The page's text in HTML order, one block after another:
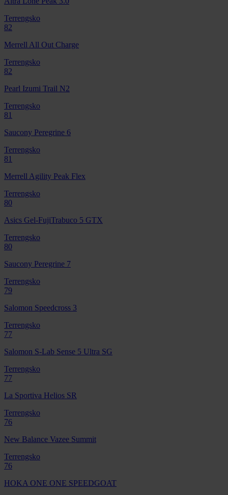
Terrengsko
82
Merrell All Out Charge
Terrengsko
82
Pearl Izumi Trail N2
Terrengsko
81
Saucony Peregrine 6
Terrengsko
81
Merrell Agility Peak Flex
Terrengsko
80
Asics Gel-FujiTrabuco 5 GTX
Terrengsko
80
Saucony Peregrine 7
Terrengsko
79
Salomon Speedcross 3
Terrengsko
77
Salomon S-Lab Sense 5 Ultra SG
Terrengsko
77
La Sportiva Helios SR
Terrengsko
76
New Balance Vazee Summit
Terrengsko
76
HOKA ONE ONE SPEEDGOAT